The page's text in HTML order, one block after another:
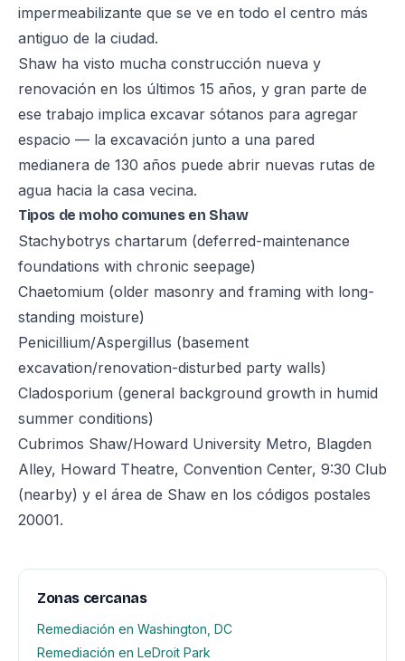
impermeabilizante que se ve en todo el centro más
antiguo de la ciudad.
Shaw ha visto mucha construcción nueva y
renovación en los últimos 15 años, y gran parte de
ese trabajo implica excavar sótanos para agregar
espacio — la excavación junto a una pared
medianera de 130 años puede abrir nuevas rutas de
agua hacia la casa vecina.
Tipos de moho comunes en Shaw
Stachybotrys chartarum (deferred-maintenance
foundations with chronic seepage)
Chaetomium (older masonry and framing with long-
standing moisture)
Penicillium/Aspergillus (basement
excavation/renovation-disturbed party walls)
Cladosporium (general background growth in humid
summer conditions)
Cubrimos Shaw/Howard University Metro, Blagden
Alley, Howard Theatre, Convention Center, 9:30 Club
(nearby) y el área de Shaw en los códigos postales
20001.
Zonas cercanas
Remediación en Washington, DC
Remediación en LeDroit Park